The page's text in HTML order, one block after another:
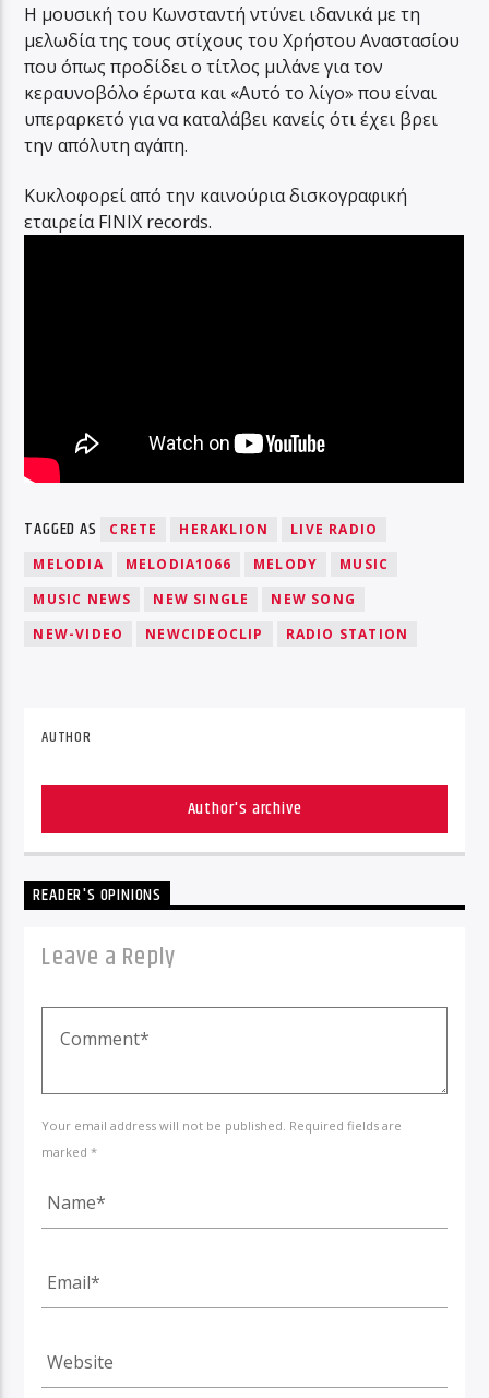
Η μουσική του Κωνσταντή ντύνει ιδανικά με τη
μελωδία της τους στίχους του Χρήστου Αναστασίου
που όπως προδίδει ο τίτλος μιλάνε για τον
κεραυνοβόλο έρωτα και «Αυτό το λίγο» που είναι
υπεραρκετό για να καταλάβει κανείς ότι έχει βρει
την απόλυτη αγάπη.
Κυκλοφορεί από την καινούρια δισκογραφική
εταιρεία FINIX records.
TAGGED AS CRETE HERAKLION
LIVE RADIO
MELODIA
MELODIA1066 MELODY
MUSIC
MUSIC NEWS
NEW SINGLE
NEW SONG
NEW-VIDEO
NEWCIDEOCLIP RADIO STATION
AUTHOR
Author's archive
READER'S OPINIONS
Leave a Reply
Your email address will not be published. Required fields are
marked *